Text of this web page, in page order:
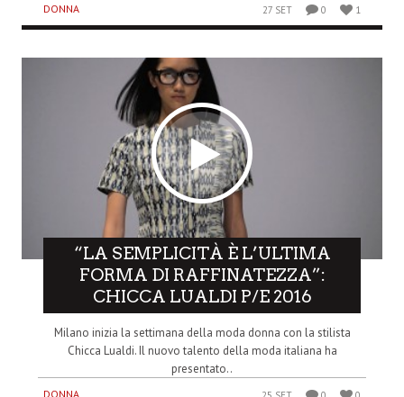
DONNA 27 SET 0 1
“LA SEMPLICITÀ È L’ULTIMA
FORMA DI RAFFINATEZZA”:
CHICCA LUALDI P/E 2016
Milano inizia la settimana della moda donna con la stilista
Chicca Lualdi. Il nuovo talento della moda italiana ha
presentato..
DONNA